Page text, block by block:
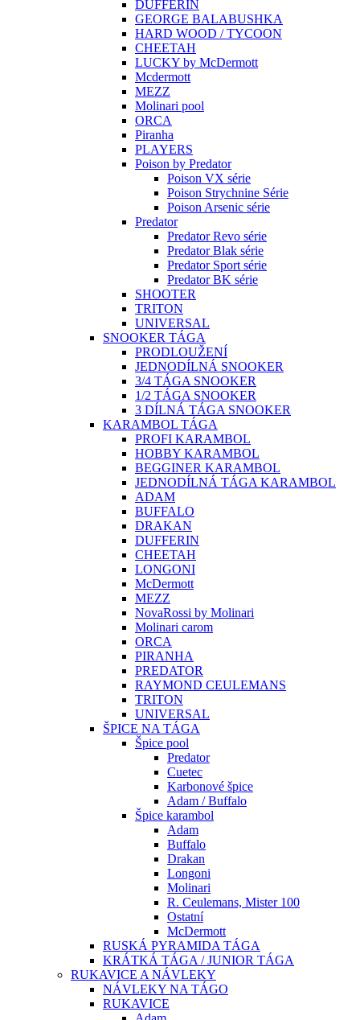
DUFFERIN
GEORGE BALABUSHKA
HARD WOOD / TYCOON
CHEETAH
LUCKY by McDermott
Mcdermott
MEZZ
Molinari pool
ORCA
Piranha
PLAYERS
Poison by Predator
Poison VX série
Poison Strychnine Série
Poison Arsenic série
Predator
Predator Revo série
Predator Blak série
Predator Sport série
Predator BK série
SHOOTER
TRITON
UNIVERSAL
SNOOKER TÁGA
PRODLOUŽENÍ
JEDNODÍLNÁ SNOOKER
3/4 TÁGA SNOOKER
1/2 TÁGA SNOOKER
3 DÍLNÁ TÁGA SNOOKER
KARAMBOL TÁGA
PROFI KARAMBOL
HOBBY KARAMBOL
BEGGINER KARAMBOL
JEDNODÍLNÁ TÁGA KARAMBOL
ADAM
BUFFALO
DRAKAN
DUFFERIN
CHEETAH
LONGONI
McDermott
MEZZ
NovaRossi by Molinari
Molinari carom
ORCA
PIRANHA
PREDATOR
RAYMOND CEULEMANS
TRITON
UNIVERSAL
ŠPICE NA TÁGA
Špice pool
Predator
Cuetec
Karbonové špice
Adam / Buffalo
Špice karambol
Adam
Buffalo
Drakan
Longoni
Molinari
R. Ceulemans, Mister 100
Ostatní
McDermott
RUSKÁ PYRAMIDA TÁGA
KRÁTKÁ TÁGA / JUNIOR TÁGA
RUKAVICE A NÁVLEKY
NÁVLEKY NA TÁGO
RUKAVICE